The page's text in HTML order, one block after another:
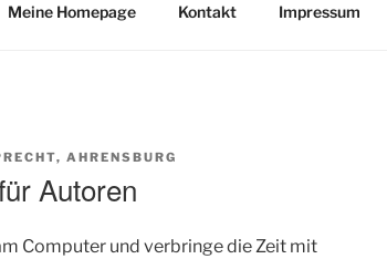
Meine Homepage Kontakt Impressum
AHRENSBURG
Autoren
Computer und verbringe die Zeit mit